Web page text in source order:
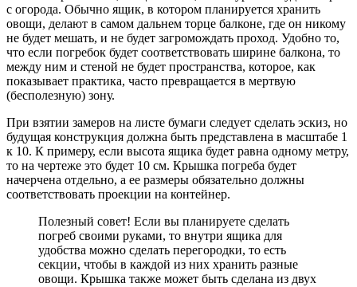
с огорода. Обычно ящик, в котором планируется хранить
овощи, делают в самом дальнем торце балконе, где он никому
не будет мешать, и не будет загромождать проход. Удобно то,
что если погребок будет соответствовать ширине балкона, то
между ним и стеной не будет пространства, которое, как
показывает практика, часто превращается в мертвую
(бесполезную) зону.
При взятии замеров на листе бумаги следует сделать эскиз, но
будущая конструкция должна быть представлена в масштабе 1
к 10. К примеру, если высота ящика будет равна одному метру,
то на чертеже это будет 10 см. Крышка погреба будет
начерчена отдельно, а ее размеры обязательно должны
соответствовать проекции на контейнер.
Полезный совет! Если вы планируете сделать
погреб своими руками, то внутри ящика для
удобства можно сделать перегородки, то есть
секции, чтобы в каждой из них хранить разные
овощи. Крышка также может быть сделана из двух